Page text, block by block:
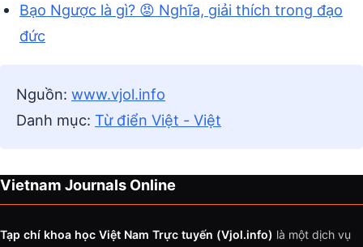
Bạo Ngược là gì? 😡 Nghĩa, giải thích trong đạo
đức
Nguồn: www.vjol.info
Danh mục: Từ điển Việt - Việt
Vietnam Journals Online
Tạp chí khoa học Việt Nam Trực tuyến (Vjol.info) là một dịch vụ